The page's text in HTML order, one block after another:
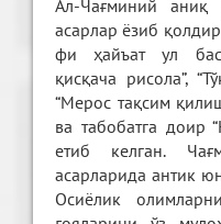
Ал-Чағминий аниқ
асарлар ёзиб
фи ҳайъат ул
қисқача рисола”,
“Мерос тақсим
ва табобатга доир
етиб келган.
асарларида антик
Осиёлик